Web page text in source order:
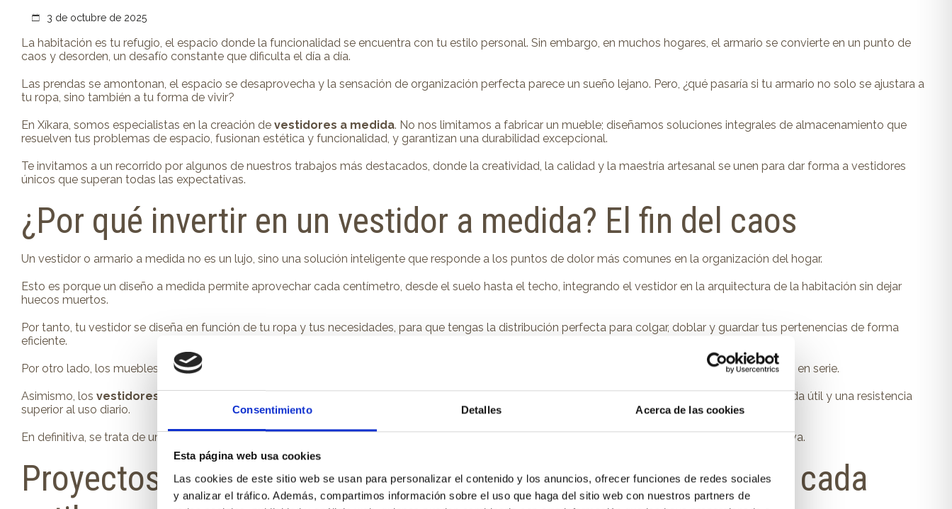
Consentimiento Detalles Acerca de las cookies
Esta página web usa cookies
Las cookies de este sitio web se usan para personalizar el contenido y los anuncios, ofrecer funciones de redes sociales
y analizar el tráfico. Además, compartimos información sobre el uso que haga del sitio web con nuestros partners de
3 de octubre de 2025
La habitación es tu refugio, el espacio donde la funcionalidad se encuentra con tu estilo personal. Sin embargo, en muchos hogares, el armario se convierte en un punto de
caos y desorden, un desafío constante que dificulta el día a día.
Las prendas se amontonan, el espacio se desaprovecha y la sensación de organización perfecta parece un sueño lejano. Pero, ¿qué pasaría si tu armario no solo se ajustara a
tu ropa, sino también a tu forma de vivir?
En Xíkara, somos especialistas en la creación de vestidores a medida. No nos limitamos a fabricar un mueble; diseñamos soluciones integrales de almacenamiento que
resuelven tus problemas de espacio, fusionan estética y funcionalidad, y garantizan una durabilidad excepcional.
Te invitamos a un recorrido por algunos de nuestros trabajos más destacados, donde la creatividad, la calidad y la maestría artesanal se unen para dar forma a vestidores
únicos que superan todas las expectativas.
¿Por qué invertir en un vestidor a medida? El fin del caos
Un vestidor o armario a medida no es un lujo, sino una solución inteligente que responde a los puntos de dolor más comunes en la organización del hogar.
Esto es porque un diseño a medida permite aprovechar cada centímetro, desde el suelo hasta el techo, integrando el vestidor en la arquitectura de la habitación sin dejar
huecos muertos.
Por tanto, tu vestidor se diseña en función de tu ropa y tus necesidades, para que tengas la distribución perfecta para colgar, doblar y guardar tus pertenencias de forma
eficiente.
Por otro lado, los muebles a medida permiten lograr una armonía visual perfecta con el resto de la decoración de tu hogar, a diferencia del mobiliario en serie.
Asimismo, los vestidores a medida
de Xíkara utilizan materiales de primera calidad y técnicas de fabricación artesanal que garantizan una larga vida útil y una resistencia
superior al uso diario.
En definitiva, se trata de una inversión en calidad de vida, donde el diseño se convierte en la herramienta para combatir el desorden de forma definitiva.
Proyectos Xíkara: vestidores a medida que se adaptan a cada